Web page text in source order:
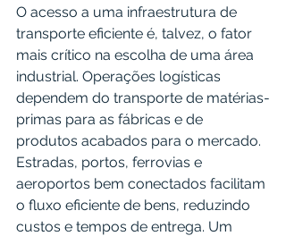
O acesso a uma infraestrutura de
transporte eficiente é, talvez, o fator
mais crítico na escolha de uma área
industrial. Operações logísticas
dependem do transporte de matérias-
primas para as fábricas e de
produtos acabados para o mercado.
Estradas, portos, ferrovias e
aeroportos bem conectados facilitam
o fluxo eficiente de bens, reduzindo
custos e tempos de entrega. Um